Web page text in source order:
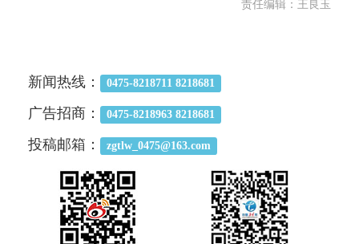
责任编辑：王良玉
新闻热线： 0475-8218711 8218681
广告招商： 0475-8218963 8218681
投稿邮箱： zgtlw_0475@163.com